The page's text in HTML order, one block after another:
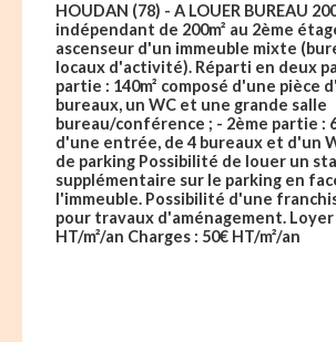
HOUDAN (78) - A LOUER BUREAU
indépendant de 200m² au 2ème
ascenseur d'un immeuble mixte
locaux d'activité). Réparti en deux
partie : 140m² composé d'une pièce
bureaux, un WC et une grande salle
bureau/conférence ; - 2ème partie :
d'une entrée, de 4 bureaux et d'un
de parking Possibilité de louer un
supplémentaire sur le parking en
l'immeuble. Possibilité d'une
pour travaux d'aménagement. Loyer
HT/m²/an Charges : 50€ HT/m²/an